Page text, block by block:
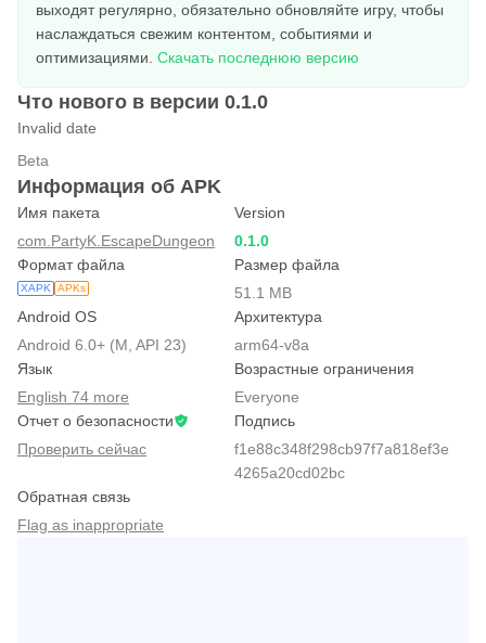
выходят регулярно, обязательно обновляйте игру, чтобы
наслаждаться свежим контентом, событиями и
оптимизациями. Скачать последнюю версию
Что нового в версии 0.1.0
Invalid date
Beta
Информация об APK
Имя пакета
com.PartyK.EscapeDungeon
Version
0.1.0
Формат файла
XAPK APKs
Размер файла
51.1 MB
Android OS
Android 6.0+ (M, API 23)
Архитектура
arm64-v8a
Язык
English 74 more
Возрастные ограничения
Everyone
Отчет о безопасности
Проверить сейчас
Подпись
f1e88c348f298cb97f7a818ef3e
4265a20cd02bc
Обратная связь
Flag as inappropriate